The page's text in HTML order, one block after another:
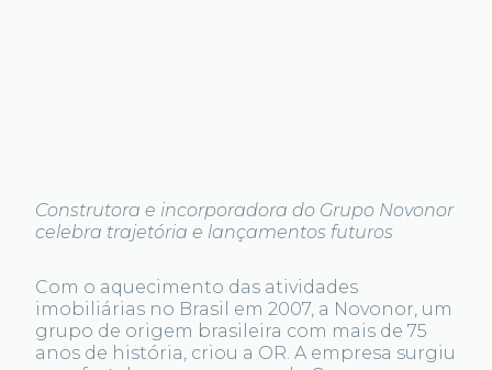
Construtora e incorporadora do Grupo Novonor
celebra trajetória e lançamentos futuros
Com o aquecimento das atividades
imobiliárias no Brasil em 2007, a Novonor, um
grupo de origem brasileira com mais de 75
anos de história, criou a OR. A empresa surgiu